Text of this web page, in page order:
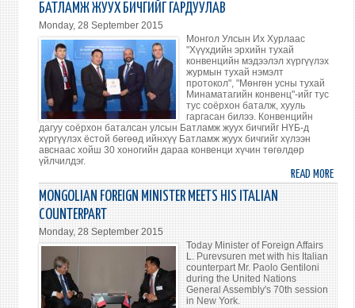
БАТЛАМЖ ЖУУХ БИЧГИЙГ ГАРДУУЛАВ
Monday, 28 September 2015
Монгол Улсын Их Хурлаас
"Хүүхдийн эрхийн тухай
конвенцийн мэдээлэл хүргүүлэх
журмын тухай нэмэлт
протокол", "Мөнгөн усны тухай
Минаматагийн конвенц"-ийг тус
тус соёрхон баталж, хууль
гаргасан билээ. Конвенцийн
дагуу соёрхон баталсан улсын Батламж жуух бичгийг НҮБ-д
хүргүүлэх ёстой бөгөөд ийнхүү Батламж жуух бичгийг хүлээн
авснаас хойш 30 хоногийн дараа конвенци хүчин төгөлдөр
үйлчилдэг.
READ MORE
НҮБ-
ЫН
MONGOLIAN FOREIGN MINISTER MEETS HIS ITALIAN
COUNTERPART
Monday, 28 September 2015
Today Minister of Foreign Affairs
L. Purevsuren met with his Italian
counterpart Mr. Paolo Gentiloni
during the United Nations
General Assembly's 70th session
in New York.